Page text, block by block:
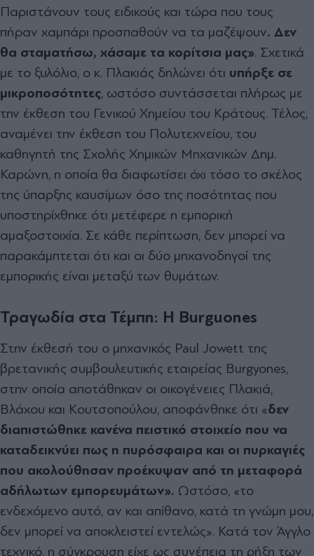
Παριστάνουν τους ειδικούς και τώρα που τους
πήραν χαµπάρι προσπαθούν να τα µαζέψουν. ∆εν
θα σταµατήσω, χάσαµε τα κορίτσια µας». Σχετικά
µε το ξυλόλιο, ο κ. Πλακιάς δηλώνει ότι υπήρξε σε
µικροποσότητες, ωστόσο συντάσσεται πλήρως µε
την έκθεση του Γενικού Χηµείου του Κράτους. Τέλος,
αναµένει την έκθεση του Πολυτεχνείου, του
καθηγητή της Σχολής Χηµικών Μηχανικών ∆ηµ.
Καρώνη, η οποία θα διαφωτίσει όχι τόσο το σκέλος
της ύπαρξης καυσίµων όσο της ποσότητας που
υποστηρίχθηκε ότι µετέφερε η εµπορική
αµαξοστοιχία. Σε κάθε περίπτωση, δεν µπορεί να
παρακάµπτεται ότι και οι δύο µηχανοδηγοί της
εµπορικής είναι µεταξύ των θυµάτων.
Τραγωδία στα Τέμπη: Η Burguones
Στην έκθεσή του ο µηχανικός Paul Jowett της
βρετανικής συµβουλευτικής εταιρείας Burgyones,
στην οποία αποτάθηκαν οι οικογένειες Πλακιά,
Βλάχου και Κουτσοπούλου, αποφάνθηκε ότι «δεν
διαπιστώθηκε κανένα πειστικό στοιχείο που να
καταδεικνύει πως η πυρόσφαιρα και οι πυρκαγιές
που ακολούθησαν προέκυψαν από τη µεταφορά
αδήλωτων εµπορευµάτων». Ωστόσο, «το
ενδεχόµενο αυτό, αν και απίθανο, κατά τη γνώµη µου,
δεν µπορεί να αποκλειστεί εντελώς». Κατά τον Άγγλο
τεχνικό, η σύγκρουση είχε ως συνέπεια τη ρήξη των